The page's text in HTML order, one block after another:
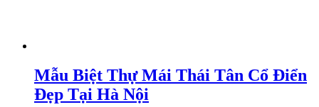
Mẫu Biệt Thự Mái Thái Tân Cổ Điển
Đẹp Tại Hà Nội